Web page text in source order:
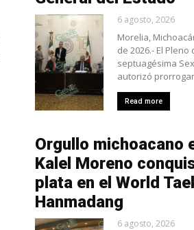
6 agosto, 2026
Morelia,
de 2026.- El Pleno
septuagésima
autorizó
Read more
Orgullo michoacano
Kalel Moreno
plata en el World
Hanmadang
6 agosto, 2026